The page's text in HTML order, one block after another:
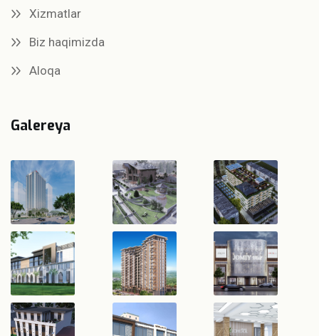
Xizmatlar
Biz haqimizda
Aloqa
Galereya